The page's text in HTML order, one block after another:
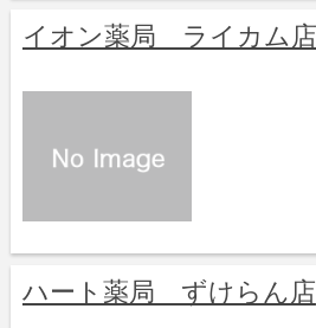
イオン薬局 ライカム店
ハート薬局 ずけらん店